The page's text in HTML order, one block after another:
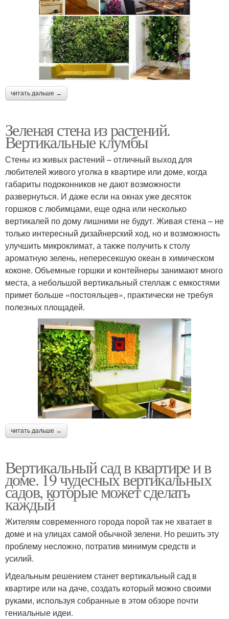
читать дальше →
Зеленая стена из растений.
Вертикальные клумбы
Стены из живых растений – отличный выход для
любителей живого уголка в квартире или доме, когда
габариты подоконников не дают возможности
развернуться. И даже если на окнах уже десяток
горшков с любимцами, еще одна или несколько
вертикалей по дому лишними не будут. Живая стена – не
только интересный дизайнерский ход, но и возможность
улучшить микроклимат, а также получить к столу
ароматную зелень, непересекшую океан в химическом
коконе. Объемные горшки и контейнеры занимают много
места, а небольшой вертикальный стеллаж с емкостями
примет больше «постояльцев», практически не требуя
полезных площадей.
читать дальше →
Вертикальный сад в квартире и в
доме. 19 чудесных вертикальных
садов, которые может сделать
каждый
Жителям современного города порой так не хватает в
доме и на улицах самой обычной зелени. Но решить эту
проблему несложно, потратив минимум средств и
усилий.
Идеальным решением станет вертикальный сад в
квартире или на даче, создать который можно своими
руками, используя собранные в этом обзоре почти
гениальные идеи.